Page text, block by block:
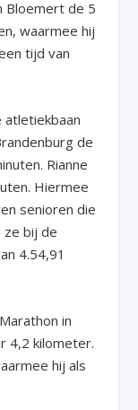
Bloemert de 5
waarmee hij
tijd van
de
Rianne
Hiermee
senioren die
ze bij de
4.54,91
in
4,2 kilometer.
hij als